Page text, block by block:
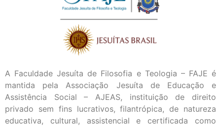
A Faculdade Jesuíta de Filosofia e Teologia – FAJE é
mantida pela Associação Jesuíta de Educação e
Assistência Social – AJEAS, instituição de direito
privado sem fins lucrativos, filantrópica, de natureza
educativa, cultural, assistencial e certificada como